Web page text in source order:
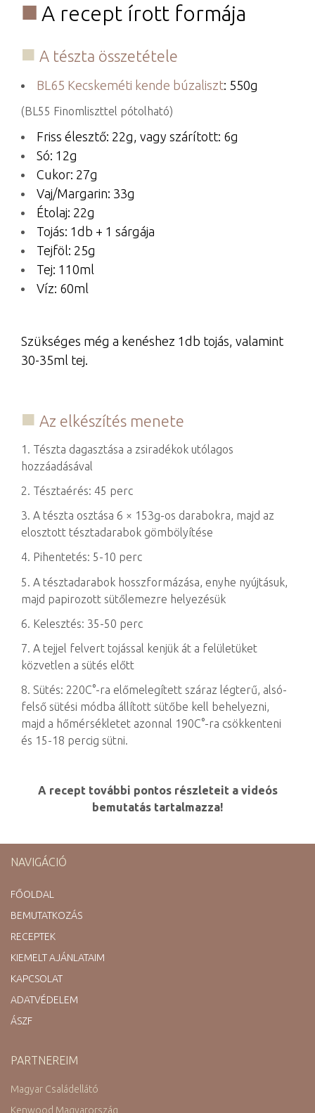
A recept írott formája
A tészta összetétele
BL65 Kecskeméti kende búzaliszt: 550g
(BL55 Finomliszttel pótolható)
Friss élesztő: 22g, vagy szárított: 6g
Só: 12g
Cukor: 27g
Vaj/Margarin: 33g
Étolaj: 22g
Tojás: 1db + 1 sárgája
Tejföl: 25g
Tej: 110ml
Víz: 60ml
Szükséges még a kenéshez 1db tojás, valamint
30-35ml tej.
Az elkészítés menete
1. Tészta dagasztása a zsiradékok utólagos
hozzáadásával
2. Tésztaérés: 45 perc
3. A tészta osztása 6 × 153g-os darabokra, majd az
elosztott tésztadarabok gömbölyítése
4. Pihentetés: 5-10 perc
5. A tésztadarabok hosszformázása, enyhe nyújtásuk,
majd papirozott sütőlemezre helyezésük
6. Kelesztés: 35-50 perc
7. A tejjel felvert tojással kenjük át a felületüket
közvetlen a sütés előtt
8. Sütés: 220C°-ra előmelegített száraz légterű, alsó-
felső sütési módba állított sütőbe kell behelyezni,
majd a hőmérsékletet azonnal 190C°-ra csökkenteni
és 15-18 percig sütni.
A recept további pontos részleteit a videós
bemutatás tartalmazza!
NAVIGÁCIÓ
FŐOLDAL
BEMUTATKOZÁS
RECEPTEK
KIEMELT AJÁNLATAIM
KAPCSOLAT
ADATVÉDELEM
ÁSZF
PARTNEREIM
Magyar Családellátó
Kenwood Magyarország